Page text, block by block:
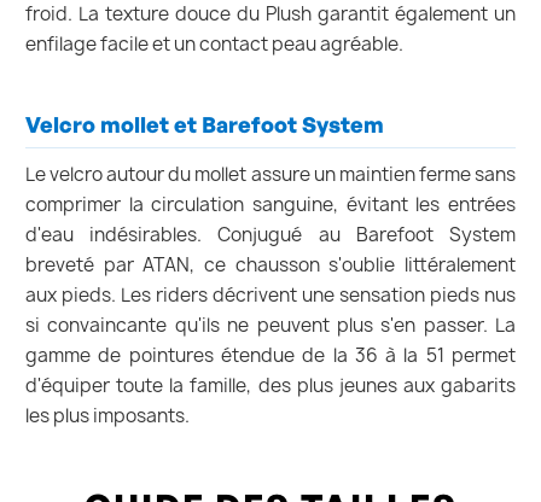
froid. La texture douce du Plush garantit également un
enfilage facile et un contact peau agréable.
Velcro mollet et Barefoot System
Le velcro autour du mollet assure un maintien ferme sans
comprimer la circulation sanguine, évitant les entrées
d'eau indésirables. Conjugué au Barefoot System
breveté par ATAN, ce chausson s'oublie littéralement
aux pieds. Les riders décrivent une sensation pieds nus
si convaincante qu'ils ne peuvent plus s'en passer. La
gamme de pointures étendue de la 36 à la 51 permet
d'équiper toute la famille, des plus jeunes aux gabarits
les plus imposants.